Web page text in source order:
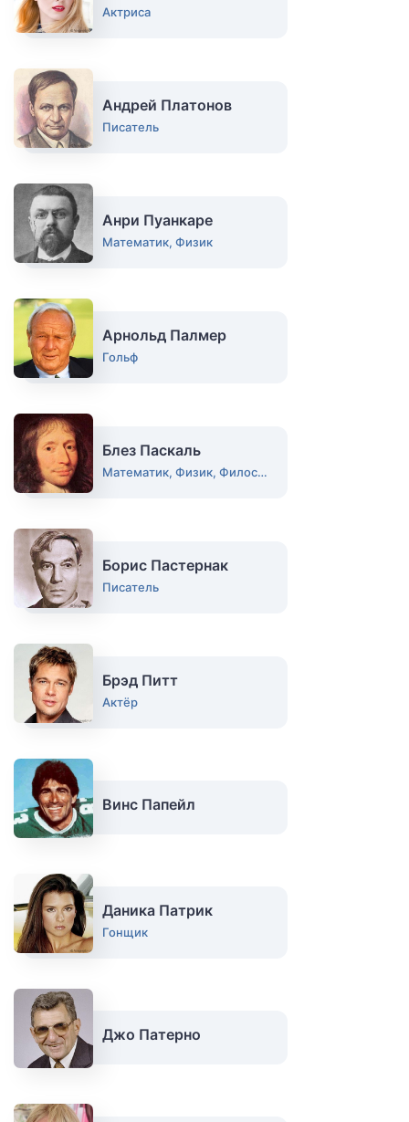
Актриса
Андрей Платонов
Писатель
Анри Пуанкаре
Математик, Физик
Арнольд Палмер
Гольф
Блез Паскаль
Математик, Физик, Философ
Борис Пастернак
Писатель
Брэд Питт
Актёр
Винс Папейл
Даника Патрик
Гонщик
Джо Патерно